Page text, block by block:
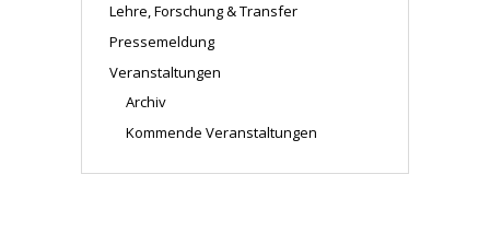
Lehre, Forschung & Transfer
Pressemeldung
Veranstaltungen
Archiv
Kommende Veranstaltungen